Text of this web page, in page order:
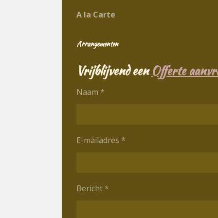
A la Carte
Arrangementen
Vrijblijvend eenOfferte
Naam *
E-mailadres *
Bericht *